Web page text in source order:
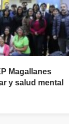
Magallanes
y salud mental